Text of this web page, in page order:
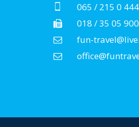
065 / 215 0 444
018 / 35 05 900
fun-